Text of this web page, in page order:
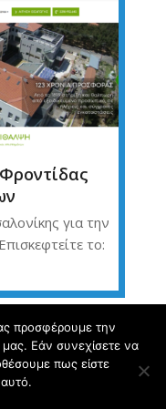
για την
το:
προσφέρουμε την
μας. Εάν συνεχίσετε να
πως είστε